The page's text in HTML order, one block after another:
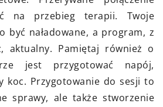
na przebieg terapii. Twoje
być naładowane, a program, z
aktualny. Pamiętaj również o
jest przygotować napój,
koc. Przygotowanie do sesji to
sprawy, ale także stworzenie